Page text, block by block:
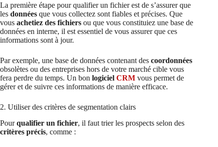
La première étape pour qualifier un fichier est de s’assurer que
les données que vous collectez sont fiables et précises. Que
vous achetiez des fichiers ou que vous constituiez une base de
données en interne, il est essentiel de vous assurer que ces
informations sont à jour.
Par exemple, une base de données contenant des coordonnées
obsolètes ou des entreprises hors de votre marché cible vous
fera perdre du temps. Un bon logiciel CRM vous permet de
gérer et de suivre ces informations de manière efficace.
2. Utiliser des critères de segmentation clairs
Pourqualifier un fichier, il faut trier les prospects selon des
critères précis, comme :